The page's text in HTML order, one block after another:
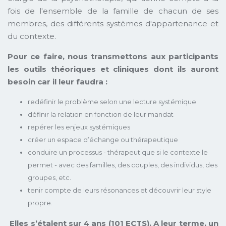
fois de l'ensemble de la famille de chacun de ses
membres, des différents systèmes d'appartenance et
du contexte.
Pour ce faire, nous transmettons aux participants
les outils théoriques et cliniques dont ils auront
besoin car il leur faudra :
redéfinir le problème selon une lecture systémique
définir la relation en fonction de leur mandat
repérer les enjeux systémiques
créer un espace d’échange ou thérapeutique
conduire un processus - thérapeutique si le contexte le
permet - avec des familles, des couples, des individus, des
groupes, etc.
tenir compte de leurs résonances et découvrir leur style
propre.
Elles s’étalent sur 4 ans (101 ECTS). A leur terme, un